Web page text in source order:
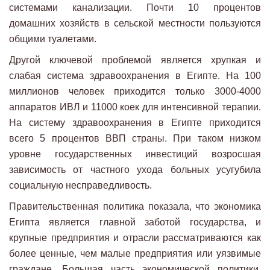
системами канализации. Почти 10 процентов
домашних хозяйств в сельской местности пользуются
общими туалетами.
Другой ключевой проблемой является хрупкая и
слабая система здравоохранения в Египте. На 100
миллионов человек приходится только 3000-4000
аппаратов ИВЛ и 11000 коек для интенсивной терапии.
На систему здравоохранения в Египте приходится
всего 5 процентов ВВП страны. При таком низком
уровне государственных инвестиций возросшая
зависимость от частного ухода больных усугубила
социальную несправедливость.
Правительственная политика показала, что экономика
Египта является главной заботой государства, и
крупные предприятия и отрасли рассматриваются как
более ценные, чем малые предприятия или уязвимые